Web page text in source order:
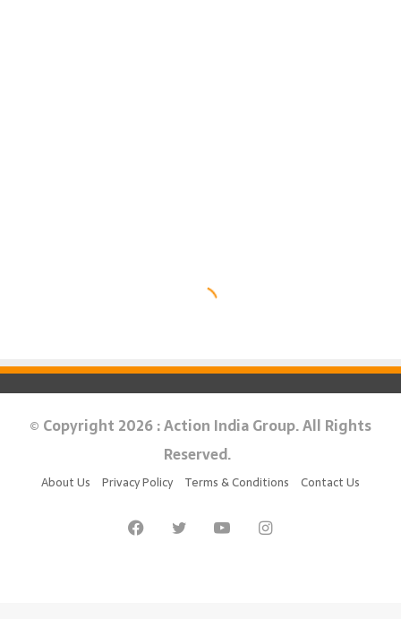
© Copyright 2026 : Action India Group. All Rights
Reserved.
About Us Privacy Policy Terms & Conditions Contact Us
FacebookTwitter YouTubeInstagram